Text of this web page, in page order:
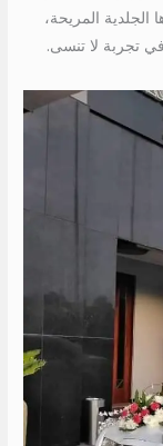
المريحة،
في تجربة لا تنسى.